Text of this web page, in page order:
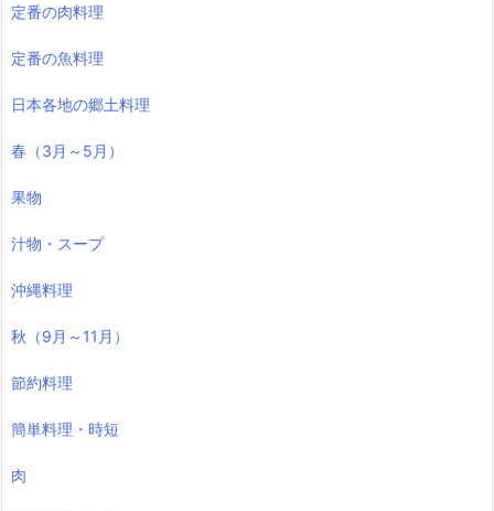
定番の肉料理
定番の魚料理
日本各地の郷土料理
春（3月～5月）
果物
汁物・スープ
沖縄料理
秋（9月～11月）
節約料理
簡単料理・時短
肉